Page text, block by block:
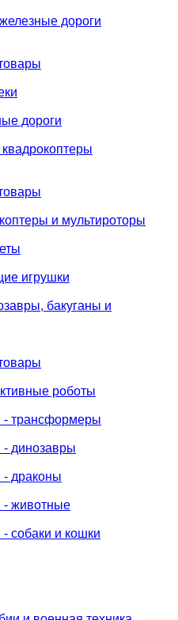
дороги
дороги
и мультироторы
игрушки
бакуганы и
роботы
- трансформеры
- динозавры
- драконы
- животные
собаки и кошки